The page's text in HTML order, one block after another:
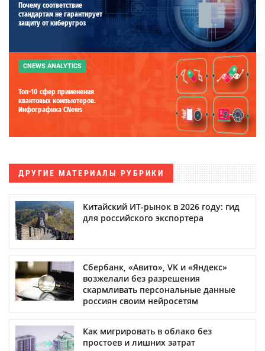
Почему соответствие
стандартам не гарантирует
защиту от киберугроз
CNEWS ANALYTICS
Топ-10 сфер применения
квантовых компьютеров.
Инфографика CNews
ДРУГИЕ МАТЕРИАЛЫ РУБРИКИ
Китайский ИТ-рынок в 2026 году: гид
для российского экспортера
Сбербанк, «Авито», VK и «Яндекс»
возжелали без разрешения
скармливать персональные данные
россиян своим нейросетям
Как мигрировать в облако без
простоев и лишних затрат